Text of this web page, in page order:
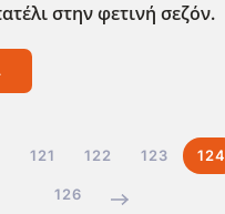
στην φετινή σεζόν.
121 122 123 124
126